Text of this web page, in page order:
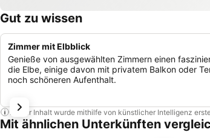
Gut zu wissen
Zimmer mit Elbblick
Genieße von ausgewählten Zimmern einen
die Elbe, einige davon mit privatem Balkon oder
noch schöneren Aufenthalt.
Dieser Inhalt wurde mithilfe von künstlicher Intelligenz
Mit ähnlichen Unterkünften